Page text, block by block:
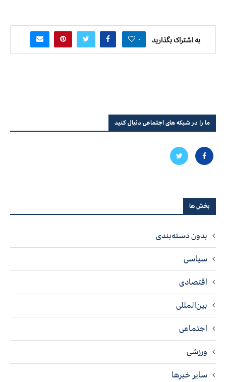
به اشتراک بگذارید ۰
ما را در شبکه های اجتماعی دنبال کنید
بخش ها
بدون دسته‌بندی
سیاسی
اقتصادی
بین‌المللی
اجتماعی
ورزشی
سایر خبرها